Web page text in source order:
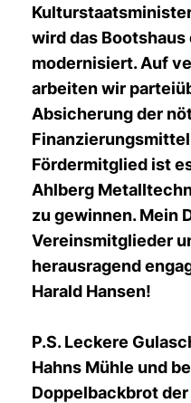
wird das
modernisiert. Auf
arbeiten wir
Absicherung der
Fördermitglied ist
Ahlberg
zu gewinnen. Mein
Vereinsmitglieder
herausragend
Harald Hansen!
P.S. Leckere
Hahns Mühle und
Doppelbackbrot